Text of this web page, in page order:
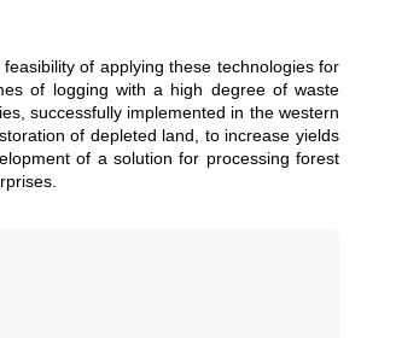
of applying these technologies for
of logging with a high degree of waste
successfully implemented in the western
of depleted land, to increase yields
of a solution for processing forest